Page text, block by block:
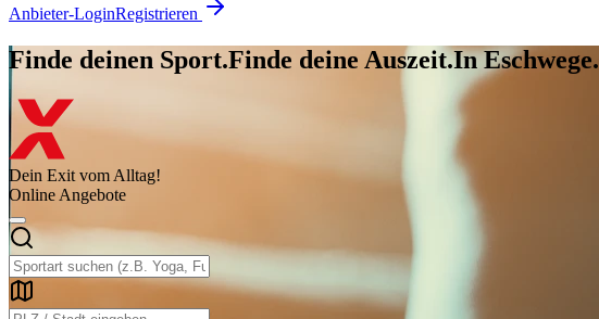
Anbieter-LoginRegistrieren
Finde deinen Sport.Finde deine Auszeit.In Eschwege.
Dein Exit vom Alltag!
Online Angebote